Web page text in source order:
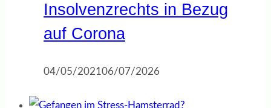
Insolvenzrechts in Bezug
auf Corona
04/05/202106/07/2026